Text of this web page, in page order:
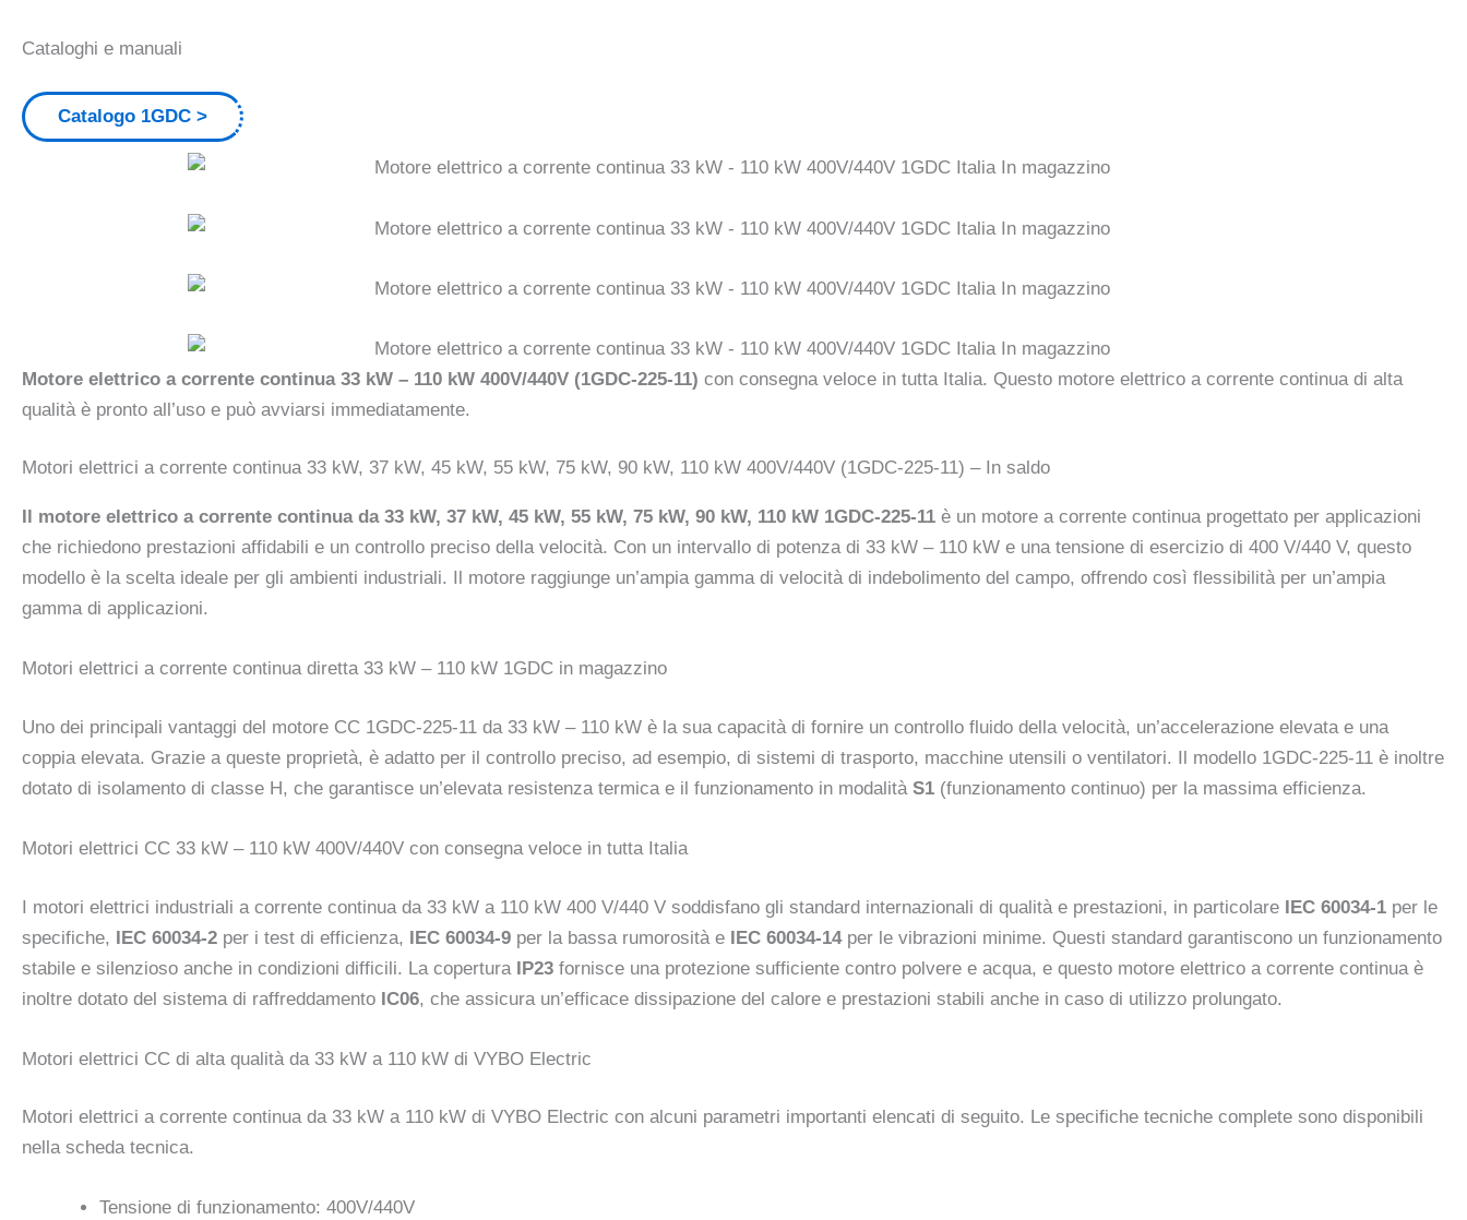
Cataloghi e manuali
Catalogo 1GDC
Motore elettrico a corrente continua 33 kW – 110 kW 400V/440V (1GDC-225-11) con consegna veloce in tutta Italia. Questo motore elettrico a corrente continua di alta
qualità è pronto all’uso e può avviarsi immediatamente.
Motori elettrici a corrente continua 33 kW, 37 kW, 45 kW, 55 kW, 75 kW, 90 kW, 110 kW 400V/440V (1GDC-225-11) – In saldo
Il motore elettrico a corrente continua da 33 kW, 37 kW, 45 kW, 55 kW, 75 kW, 90 kW, 110 kW 1GDC-225-11 è un motore a corrente continua progettato per applicazioni
che richiedono prestazioni affidabili e un controllo preciso della velocità. Con un intervallo di potenza di 33 kW – 110 kW e una tensione di esercizio di 400 V/440 V, questo
modello è la scelta ideale per gli ambienti industriali. Il motore raggiunge un’ampia gamma di velocità di indebolimento del campo, offrendo così flessibilità per un’ampia
gamma di applicazioni.
Motori elettrici a corrente continua diretta 33 kW – 110 kW 1GDC in magazzino
Uno dei principali vantaggi del motore CC 1GDC-225-11 da 33 kW – 110 kW è la sua capacità di fornire un controllo fluido della velocità, un’accelerazione elevata e una
coppia elevata. Grazie a queste proprietà, è adatto per il controllo preciso, ad esempio, di sistemi di trasporto, macchine utensili o ventilatori. Il modello 1GDC-225-11 è inoltre
dotato di isolamento di classe H, che garantisce un’elevata resistenza termica e il funzionamento in modalità S1 (funzionamento continuo) per la massima efficienza.
Motori elettrici CC 33 kW – 110 kW 400V/440V con consegna veloce in tutta Italia
I motori elettrici industriali a corrente continua da 33 kW a 110 kW 400 V/440 V soddisfano gli standard internazionali di qualità e prestazioni, in particolare IEC 60034-1 per le
specifiche, IEC 60034-2 per i test di efficienza, IEC 60034-9 per la bassa rumorosità e IEC 60034-14per le vibrazioni minime. Questi standard garantiscono un funzionamento
stabile e silenzioso anche in condizioni difficili. La copertura IP23 fornisce una protezione sufficiente contro polvere e acqua, e questo motore elettrico a corrente continua è
inoltre dotato del sistema di raffreddamento IC06, che assicura un’efficace dissipazione del calore e prestazioni stabili anche in caso di utilizzo prolungato.
Motori elettrici CC di alta qualità da 33 kW a 110 kW di VYBO Electric
Motori elettrici a corrente continua da 33 kW a 110 kW di VYBO Electric con alcuni parametri importanti elencati di seguito. Le specifiche tecniche complete sono disponibili
nella scheda tecnica.
Tensione di funzionamento: 400V/440V